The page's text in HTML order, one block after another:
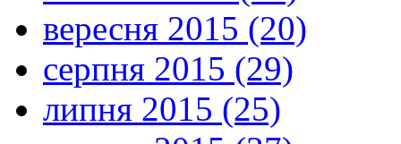
вересня 2015 (20)
серпня 2015 (29)
липня 2015 (25)